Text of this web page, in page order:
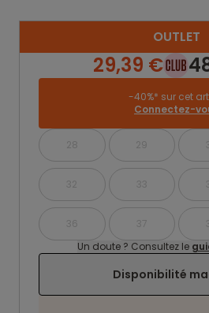
OUTLET
29,39 €
-40%* sur cet
Connectez-
28 29
32 33
36 37
Un doute ? Consultez le
Disponibilité